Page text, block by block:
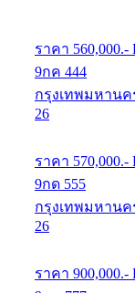
ราคา 560,000.-
9กค 444
กรุงเทพมหานค
26
ราคา 570,000.-
9กด 555
กรุงเทพมหานค
26
ราคา 900,000.-